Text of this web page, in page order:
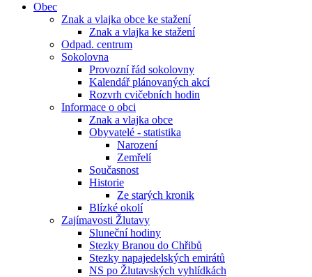
Obec
Znak a vlajka obce ke stažení
Znak a vlajka ke stažení
Odpad. centrum
Sokolovna
Provozní řád sokolovny
Kalendář plánovaných akcí
Rozvrh cvičebních hodin
Informace o obci
Znak a vlajka obce
Obyvatelé - statistika
Narození
Zemřelí
Současnost
Historie
Ze starých kronik
Blízké okolí
Zajímavosti Žlutavy
Sluneční hodiny
Stezky Branou do Chřibů
Stezky napajedelských emirátů
NS po Žlutavských vyhlídkách